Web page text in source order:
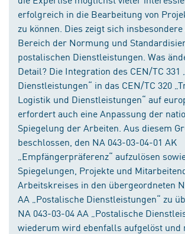
erfolgreich in die Bearbeitung von
zu können. Dies zeigt sich
Bereich der Normung und
postalischen Dienstleistungen. Was
Detail? Die Integration des CEN/TC 331
Dienstleistungen“ in das CEN/TC 320
Logistik und Dienstleistungen“ auf
erfordert auch eine Anpassung der
Spiegelung der Arbeiten. Aus diesem
beschlossen, den NA 043-03-04-01 AK
„Empfängerpräferenz“ aufzulösen
Spiegelungen, Projekte und
Arbeitskreises in den übergeordneten
AA „Postalische Dienstleistungen“ zu
NA 043-03-04 AA „Postalische
wiederum wird ebenfalls aufgelöst